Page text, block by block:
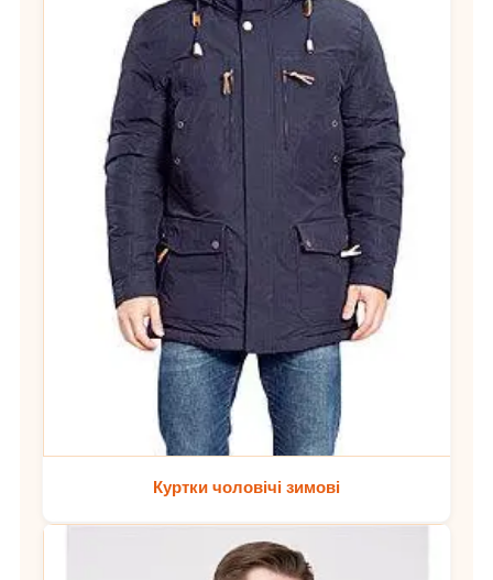
Куртки чоловічі зимові